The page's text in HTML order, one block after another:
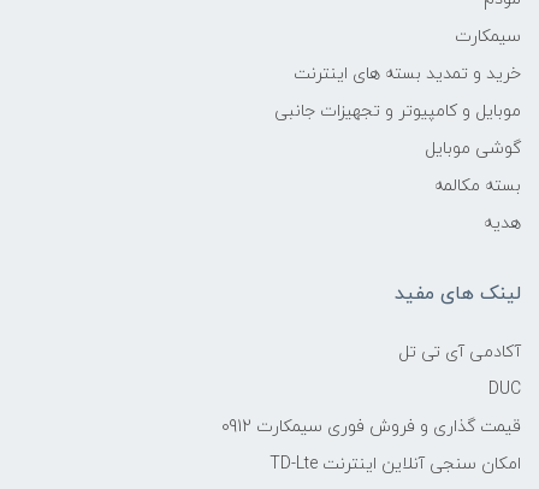
سیمکارت
خرید و تمدید بسته های اینترنت
موبایل و کامپیوتر و تجهیزات جانبی
گوشی موبایل
بسته مکالمه
هدیه
لینک های مفید
آکادمی آی تی تل
DUC
قیمت گذاری و فروش فوری سیمکارت 0912
امکان سنجی آنلاین اینترنت TD-Lte